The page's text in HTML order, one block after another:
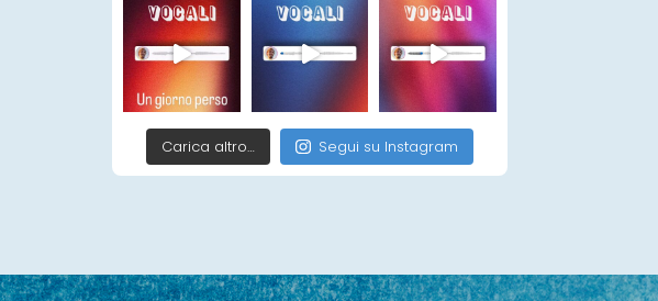
Carica altro… Segui su Instagram